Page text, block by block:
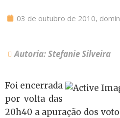
03 de outubro de 2010,
Autoria: Stefanie Silveira
Foi encerrada
por volta das
20h40 a apuração dos